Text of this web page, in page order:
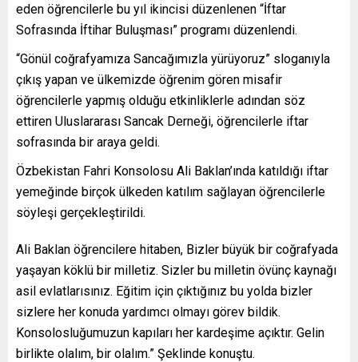
eden öğrencilerle bu yıl ikincisi düzenlenen “İftar
Sofrasında İftihar Buluşması” programı düzenlendi.
“Gönül coğrafyamıza Sancağımızla yürüyoruz” sloganıyla
çıkış yapan ve ülkemizde öğrenim gören misafir
öğrencilerle yapmış olduğu etkinliklerle adından söz
ettiren Uluslararası Sancak Derneği, öğrencilerle iftar
sofrasında bir araya geldi.
Özbekistan Fahri Konsolosu Ali Baklan’ında katıldığı iftar
yemeğinde birçok ülkeden katılım sağlayan öğrencilerle
söyleşi gerçekleştirildi.
Ali Baklan öğrencilere hitaben, Bizler büyük bir coğrafyada
yaşayan köklü bir milletiz. Sizler bu milletin övünç kaynağı
asil evlatlarısınız. Eğitim için çıktığınız bu yolda bizler
sizlere her konuda yardımcı olmayı görev bildik.
Konsolosluğumuzun kapıları her kardeşime açıktır. Gelin
birlikte olalım, bir olalım.” Şeklinde konuştu.